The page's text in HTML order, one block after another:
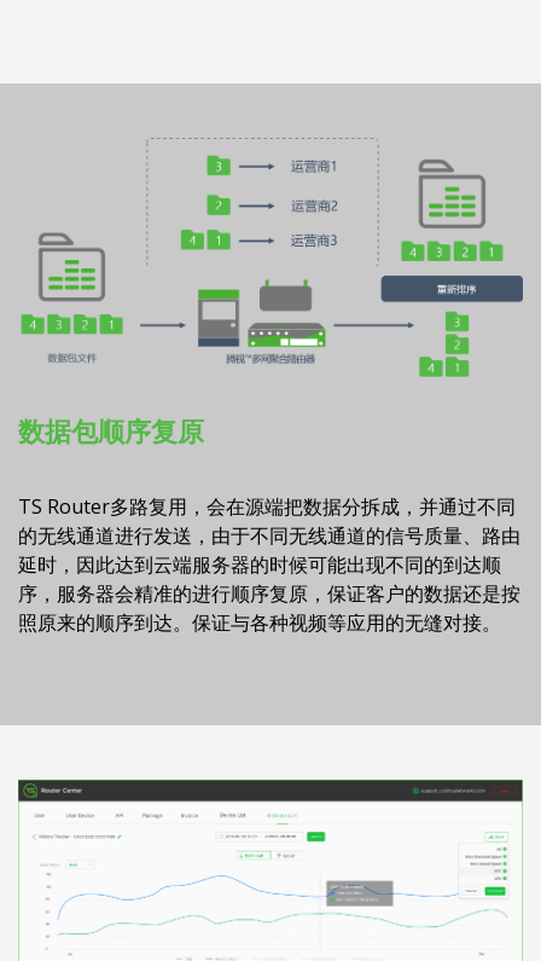
数据包顺序复原
TS Router多路复用，会在源端把数据分拆成，并通过不同
的无线通道进行发送，由于不同无线通道的信号质量、路由
延时，因此达到云端服务器的时候可能出现不同的到达顺
序，服务器会精准的进行顺序复原，保证客户的数据还是按
照原来的顺序到达。保证与各种视频等应用的无缝对接。